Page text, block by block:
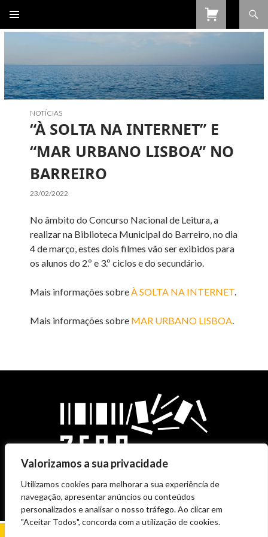
Valorizamos a sua privacidade
Utilizamos cookies para melhorar a sua experiência de
navegação, apresentar anúncios ou conteúdos
personalizados e analisar o nosso tráfego. Ao clicar em
"Aceitar Todos", concorda com a utilização de cookies.
PARA
NOTÍCIAS
“À SOLTA NA INTERNET” E
“MAR URBANO LISBOA” NO
BARREIRO
23/02/2022
No âmbito do Concurso Nacional de Leitura, a
realizar na Biblioteca Municipal do Barreiro, no dia
4 de março, estes dois filmes vão ser exibidos para
os alunos do 2.º e 3.º ciclos e do secundário.
Mais informações sobreÀ SOLTA NA INTERNET.
Mais informações sobre MAR URBANO LISBOA.